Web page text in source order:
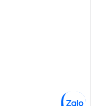
Quận Tân Phú, Hồ Chí Minh
Hương, Phường An Khánh,
Phường Gò Vấp, TPHCM,
Mall, 101 Tôn Dật Tiên,